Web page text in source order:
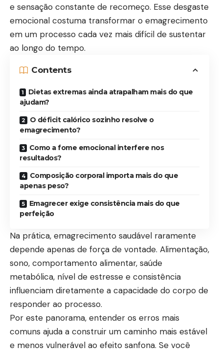
e sensação constante de recomeço. Esse desgaste
emocional costuma transformar o emagrecimento
em um processo cada vez mais difícil de sustentar
ao longo do tempo.
Contents
Dietas extremas ainda atrapalham mais do que
ajudam?
O déficit calórico sozinho resolve o
emagrecimento?
Como a fome emocional interfere nos
resultados?
Composição corporal importa mais do que
apenas peso?
Emagrecer exige consistência mais do que
perfeição
Na prática, emagrecimento saudável raramente
depende apenas de força de vontade. Alimentação,
sono, comportamento alimentar, saúde
metabólica, nível de estresse e consistência
influenciam diretamente a capacidade do corpo de
responder ao processo.
Por este panorama, entender os erros mais
comuns ajuda a construir um caminho mais estável
e menos vulnerável ao efeito sanfona. Se você